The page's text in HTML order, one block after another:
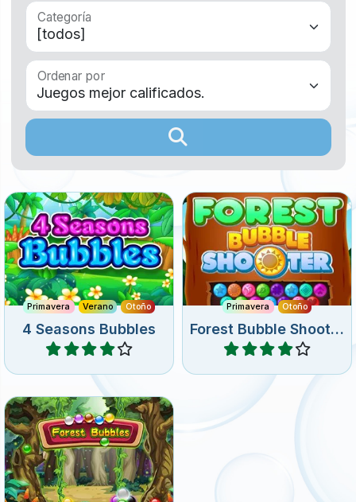
Categoría
Ordenar por
Primavera Verano Otoño
4 Seasons Bubbles
Juega 160 niveles de
disparar burbujas en 4
temporadas.
Jugar
Primavera Otoño
Forest Bubble Shooter
Disfruta de este juego de
disparar burbujas en el
bosque.
Jugar
Colorido juego de puzzle de
Bubble Shooter. Elimina
todas las burbujas.